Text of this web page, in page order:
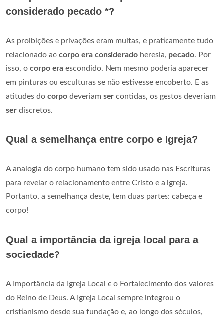
considerado pecado *?
As proibições e privações eram muitas, e praticamente tudo
relacionado ao corpo era considerado heresia, pecado. Por
isso, o corpo era escondido. Nem mesmo poderia aparecer
em pinturas ou esculturas se não estivesse encoberto. E as
atitudes do corpo deveriam ser contidas, os gestos deveriam
ser discretos.
Qual a semelhança entre corpo e Igreja?
A analogia do corpo humano tem sido usado nas Escrituras
para revelar o relacionamento entre Cristo e a igreja.
Portanto, a semelhança deste, tem duas partes: cabeça e
corpo!
Qual a importância da igreja local para a
sociedade?
A Importância da Igreja Local e o Fortalecimento dos valores
do Reino de Deus. A Igreja Local sempre integrou o
cristianismo desde sua fundação e, ao longo dos séculos,